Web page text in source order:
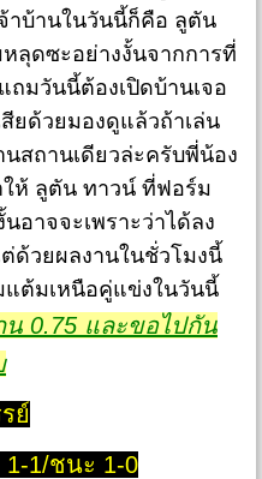
าบ้านในวันนี้ก็คือ ลูตัน
ลุดซะอย่างงั้นจากการที่
มวันนี้ต้องเปิดบ้านเจอ
ยด้วยมองดูแล้วถ้าเล่น
สถานเดียวล่ะครับพี่น้อง
ห้ ลูตัน ทาวน์ ที่ฟอร์ม
อาจจะเพราะว่าได้ลง
ด้วยผลงานในชั่วโมงนี้
แต้มเหนือคู่แข่งในวันนี้
น 0.75 และขอไปกัน
ย์
1/ชนะ 1-0